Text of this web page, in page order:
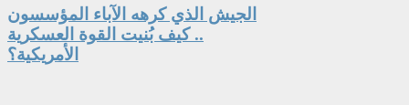
الجيش الذي كرهه الآباء المؤسسون
.. كيف بُنيت القوة العسكرية
الأمريكية؟